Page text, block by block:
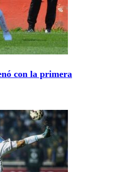
con la primera